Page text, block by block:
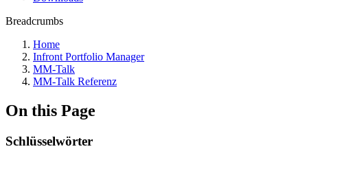
Breadcrumbs
Home
Infront Portfolio Manager
MM-Talk
MM-Talk Referenz
On this Page
Schlüsselwörter